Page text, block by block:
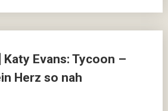
Katy Evans: Tycoon –
Herz so nah